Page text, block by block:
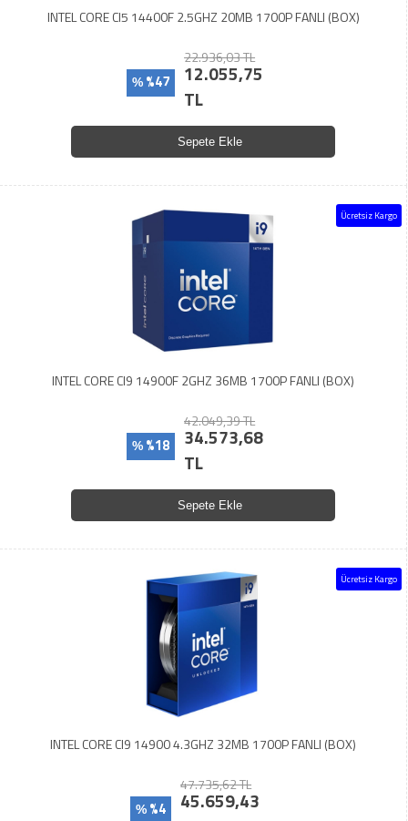
INTEL CORE CI5 14400F 2.5GHZ 20MB 1700P FANLI (BOX)
% %47
22.936,03 TL
12.055,75
TL
Sepete Ekle
Ücretsiz Kargo
INTEL CORE CI9 14900F 2GHZ 36MB 1700P FANLI (BOX)
% %18
42.049,39 TL
34.573,68
TL
Sepete Ekle
Ücretsiz Kargo
INTEL CORE CI9 14900 4.3GHZ 32MB 1700P FANLI (BOX)
% %4
47.735,62 TL
45.659,43